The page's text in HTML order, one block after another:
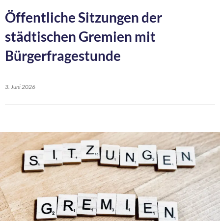
Öffentliche Sitzungen der
städtischen Gremien mit
Bürgerfragestunde
3. Juni 2026